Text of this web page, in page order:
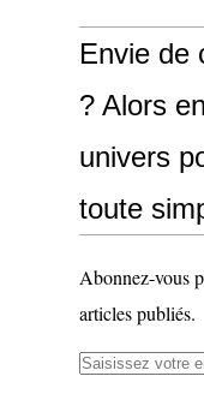
Envie de
? Alors
univers
toute
Abonnez-vous
articles publiés.